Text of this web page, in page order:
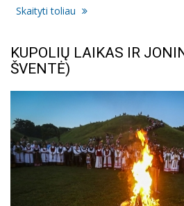
Skaityti toliau
KUPOLIŲ LAIKAS IR
ŠVENTĖ)